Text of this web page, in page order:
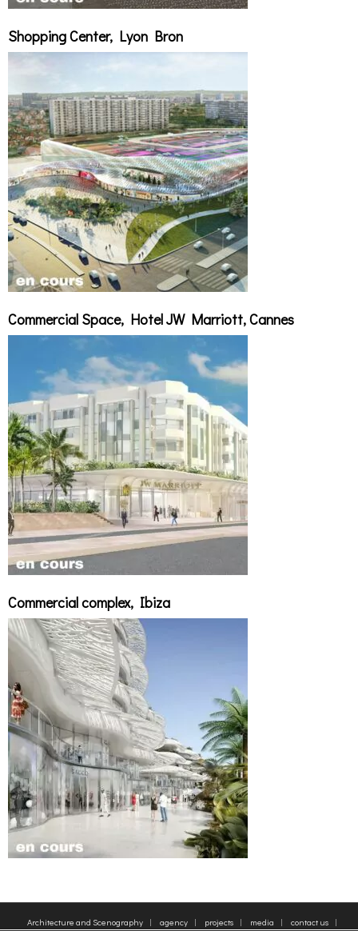
Shopping Center, Lyon Bron
Commercial Space, Hotel JW Marriott, Cannes
Commercial complex, Ibiza
Architecture and Scenography agency projects media
contact us